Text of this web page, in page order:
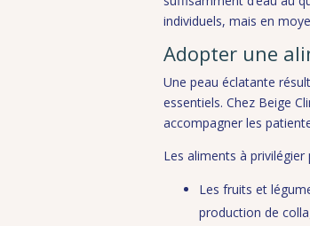
individuels, mais en
Adopter une
Une peau éclatante
essentiels. Chez Beige
accompagner les
Les aliments à
Les fruits et
production de